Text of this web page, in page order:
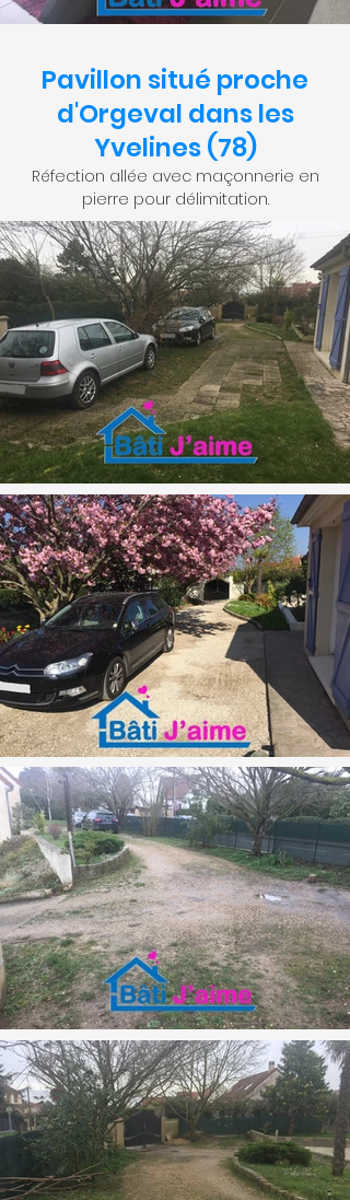
Pavillon situé proche
d'Orgeval dans les
Yvelines (78)
Réfection allée avec maçonnerie en
pierre pour délimitation.